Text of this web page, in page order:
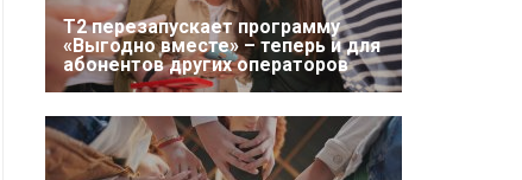
Т2 перезапускает программу
«Выгодно вместе» – теперь и для
абонентов других операторов